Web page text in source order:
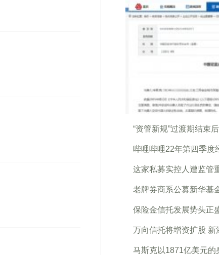
“资管新规”过渡期结束
哔哩哔哩22年第四季度
这家私募实控人遭监管
老牌券商系公募新华基
保险金信托发展势头正
万向信托将增资扩股
马斯克以1871亿美元的